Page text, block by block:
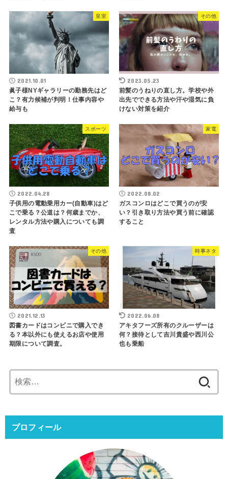
皇室
2021.10.01
眞子様NYギャラリーの勤務先はど
こ？有力候補が判明！仕事内容や
給与も
その他
2023.05.23
前髪のうねりの直し方。学校や外
出先でできる方法や汗や湿気に負
けない対策を紹介
スポーツ
2022.04.28
子供用の電動乗用カー(自動車)はど
こで乗る？公道は？何歳までか、
レンタル方法や購入についても調
査
家電
2022.08.02
ガスコンロはどこで買うのが安
い？引き取り方法や買う前に確認
すること
その他
2021.12.13
図書カードはコンビニで購入でき
る？本以外にも使えるお店や使用
期限について調査。
時事ネタ
2022.06.08
アキタフーズ所有のクルーザーは
何？接待として吉川貴盛や西川公
也も乗船
索:
プロフィール